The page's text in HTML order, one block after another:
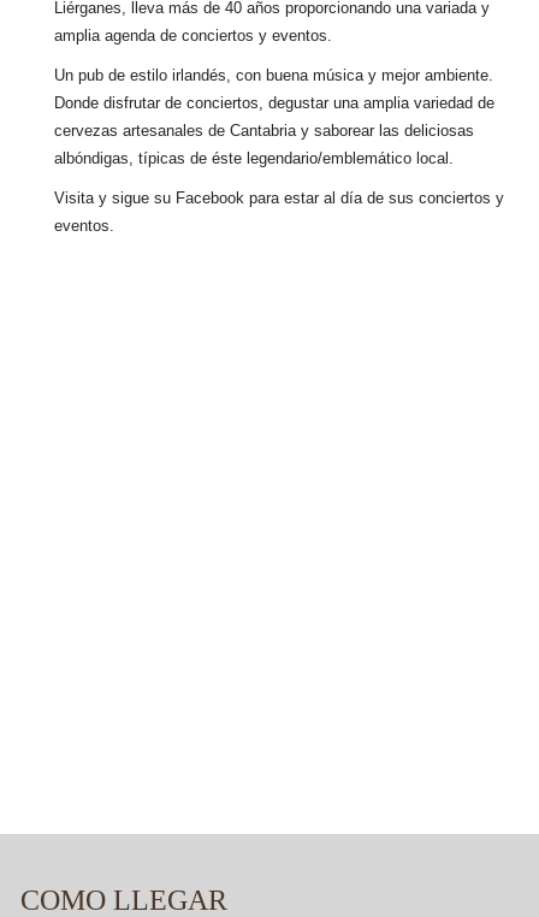
Liérganes, lleva más de 40 años proporcionando una variada y
amplia agenda de conciertos y eventos.
Un pub de estilo irlandés, con buena música y mejor ambiente.
Donde disfrutar de conciertos, degustar una amplia variedad de
cervezas artesanales de Cantabria y saborear las deliciosas
albóndigas, típicas de éste legendario/emblemático local.
Visita y sigue su Facebook para estar al día de sus conciertos y
eventos.
COMO LLEGAR